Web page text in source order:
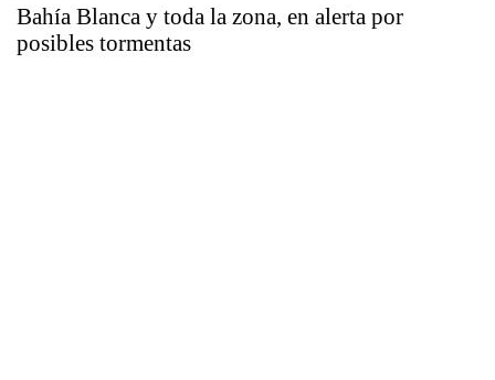
Bahía Blanca y toda la zona, en alerta por
posibles tormentas